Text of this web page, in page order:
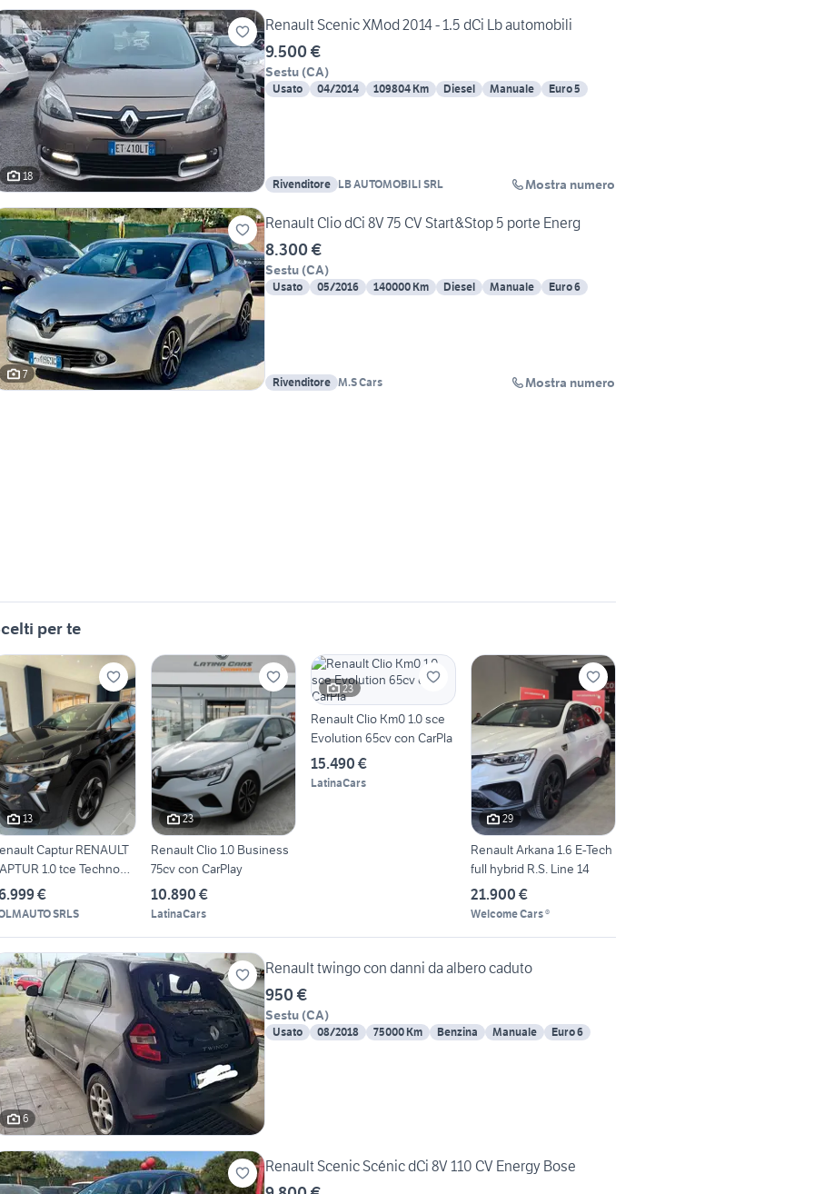
18
Renault Scenic XMod 2014 - 1.5 dCi Lb automobili
9.500 €
Sestu (CA)
Usato 04/2014 109804 Km Diesel Manuale Euro 5
Rivenditore LB AUTOMOBILI SRL Mostra numero
7
Renault Clio dCi 8V 75 CV Start&Stop 5 porte Energ
8.300 €
Sestu (CA)
Usato 05/2016 140000 Km Diesel Manuale Euro 6
Rivenditore M.S Cars Mostra numero
per te
13
Captur RENAULT
1.0 tce Techno
€
SRLS
23
Renault Clio 1.0 Business
75cv con CarPlay
10.890 €
LatinaCars
23
Renault Clio Km0 1.0 sce
Evolution 65cv con CarPla
15.490 €
LatinaCars
29
Renault Arkana 1.6 E-Tech
full hybrid R.S. Line 14
21.900 €
Welcome Cars ®
6
Renault twingo con danni da albero caduto
950 €
Sestu (CA)
Usato 08/2018 75000 Km Benzina Manuale Euro 6
Renault Scenic Scénic dCi 8V 110 CV Energy Bose